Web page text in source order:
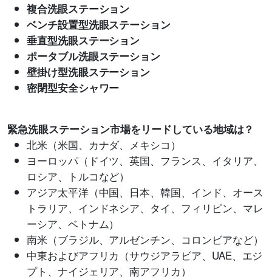
複合洗眼ステーション
ベンチ設置型洗眼ステーション
垂直型洗眼ステーション
ポータブル洗眼ステーション
壁掛け型洗眼ステーション
密閉型安全シャワー
緊急洗眼ステーション市場をリードしている地域は？
北米（米国、カナダ、メキシコ）
ヨーロッパ（ドイツ、英国、フランス、イタリア、
ロシア、トルコなど）
アジア太平洋（中国、日本、韓国、インド、オース
トラリア、インドネシア、タイ、フィリピン、マレ
ーシア、ベトナム）
南米（ブラジル、アルゼンチン、コロンビアなど）
中東およびアフリカ（サウジアラビア、UAE、エジ
プト、ナイジェリア、南アフリカ）